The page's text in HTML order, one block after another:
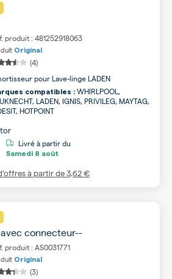
produit : 481252918063
Original
(4)
pour Lave-linge LADEN
compatibles : WHIRLPOOL,
LADEN, IGNIS, PRIVILEG, MAYTAG,
HOTPOINT
Livré à partir du
Samedi 8 août
à partir de3,62 €
connecteur--
produit : AS0031771
Original
(3)